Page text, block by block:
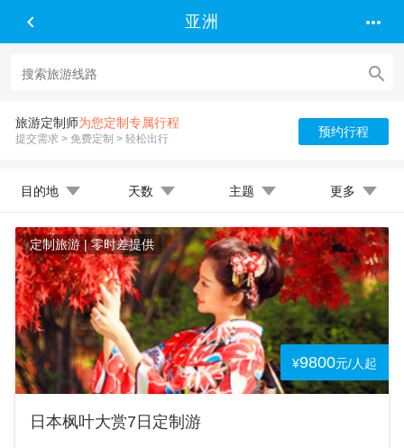
 亚洲 

旅游定制师为您定制专属行程
提交需求 > 免费定制 > 轻松出行 预约行程
目的地 天数 主题 更多
定制旅游 | 零时差提供
¥9800元/人起
日本枫叶大赏7日定制游